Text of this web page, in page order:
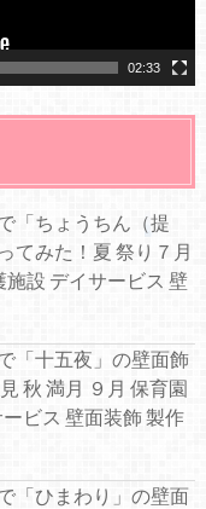
02:33
「ちょうちん（提
てみた！夏 祭り７月
施設 デイサービス 壁
「十五夜」の壁面飾
秋 満月 ９月 保育園
ビス 壁面装飾 製作
「ひまわり」の壁面